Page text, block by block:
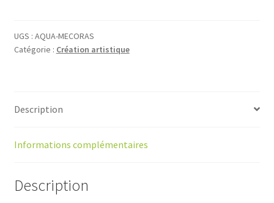
Mécoras
(aquarelle
UGS : AQUA-MECORAS
Catégorie : Création artistique
Description
Informations complémentaires
Description